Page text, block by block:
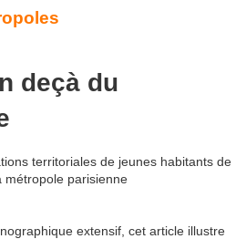
deçà du
territoriales de jeunes habitants de
métropole parisienne
extensif, cet article illustre